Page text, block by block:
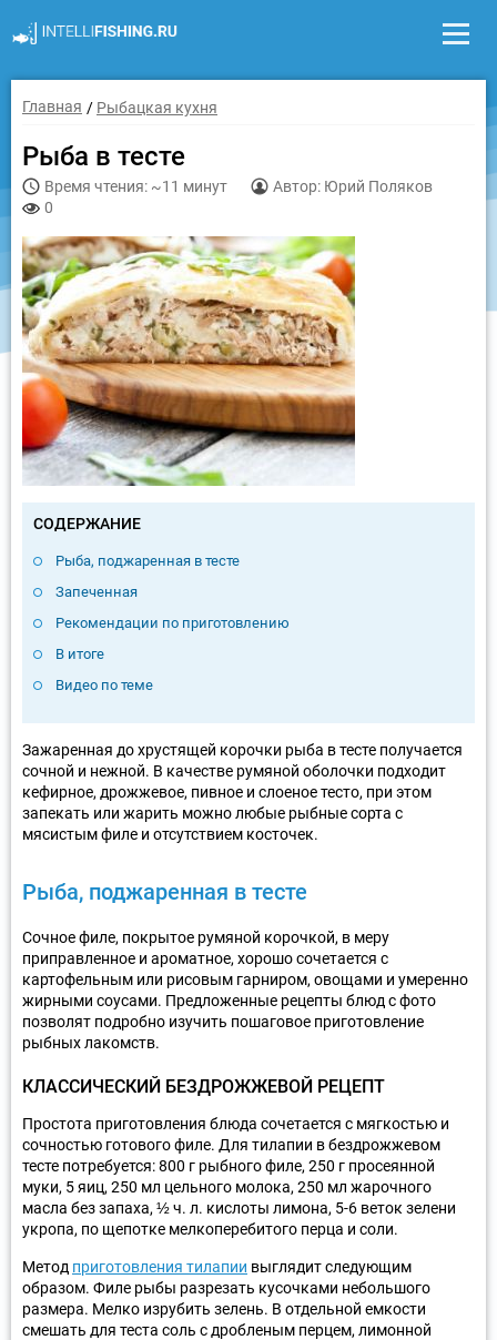
Главная Рыбацкая кухня
Рыба в тесте
Время чтения: ~11 минут
Автор: Юрий Поляков
0
СОДЕРЖАНИЕ
Рыба, поджаренная в тесте
Запеченная
Рекомендации по приготовлению
В итоге
Видео по теме
Зажаренная до хрустящей корочки рыба в тесте получается
сочной и нежной. В качестве румяной оболочки подходит
кефирное, дрожжевое, пивное и слоеное тесто, при этом
запекать или жарить можно любые рыбные сорта с
мясистым филе и отсутствием косточек.
Рыба, поджаренная в тесте
Сочное филе, покрытое румяной корочкой, в меру
приправленное и ароматное, хорошо сочетается с
картофельным или рисовым гарниром, овощами и умеренно
жирными соусами. Предложенные рецепты блюд с фото
позволят подробно изучить пошаговое приготовление
рыбных лакомств.
КЛАССИЧЕСКИЙ БЕЗДРОЖЖЕВОЙ РЕЦЕПТ
Простота приготовления блюда сочетается с мягкостью и
сочностью готового филе. Для тилапии в бездрожжевом
тесте потребуется: 800 г рыбного филе, 250 г просеянной
муки, 5 яиц, 250 мл цельного молока, 250 мл жарочного
масла без запаха, ½ ч. л. кислоты лимона, 5-6 веток зелени
укропа, по щепотке мелкоперебитого перца и соли.
Метод приготовления тилапии выглядит следующим
образом. Филе рыбы разрезать кусочками небольшого
размера. Мелко изрубить зелень. В отдельной емкости
смешать для теста соль с дробленым перцем, лимонной